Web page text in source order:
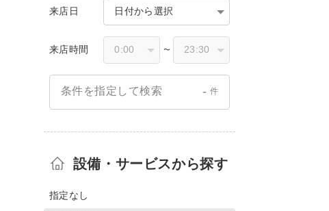
来店日 日付から選択
来店時間 〜
条件を指定して検索 - 件
設備・サービスから探す
指定なし